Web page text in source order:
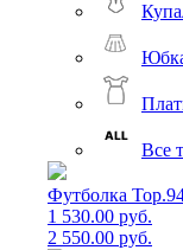
Все
Футболка
1 530.00 руб.
2 550.00 руб.